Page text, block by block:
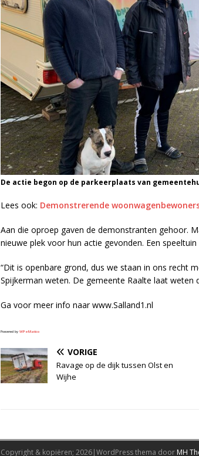
De actie begon op de parkeerplaats van
Lees ook: Demonstrerende
Aan die oproep gaven de demonstranten gehoor.
nieuwe plek voor hun actie gevonden. Een
“Dit is openbare grond, dus we staan in ons recht
Spijkerman weten. De gemeente Raalte laat
Ga voor meer info naar www.Salland1.nl
Powered by WPeMatico
VORIGE
Ravage op de dijk tussen Olst en
Wijhe
Copyright & kopiëren; 2026|WordPress thema door MH